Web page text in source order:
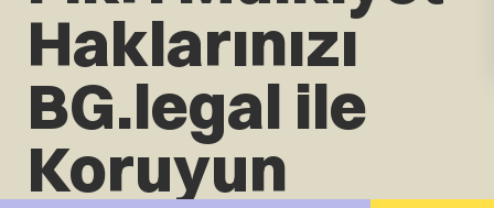
Haklarınızı
BG.legal ile
Koruyun